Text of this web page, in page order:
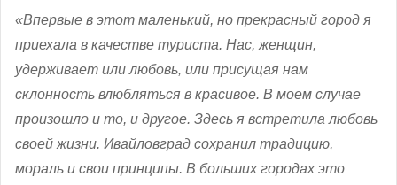
«Впервые в этот маленький, но прекрасный город я
приехала в качестве туриста. Нас, женщин,
удерживает или любовь, или присущая нам
склонность влюбляться в красивое. В моем случае
произошло и то, и другое. Здесь я встретила любовь
своей жизни. Ивайловград сохранил традицию,
мораль и свои принципы. В больших городах это